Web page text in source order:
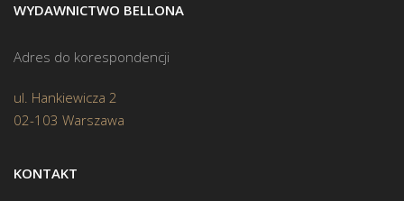
WYDAWNICTWO BELLONA
Adres do korespondencji
ul. Hankiewicza 2
02-103 Warszawa
KONTAKT